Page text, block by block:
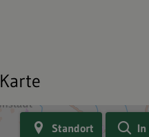
Karte